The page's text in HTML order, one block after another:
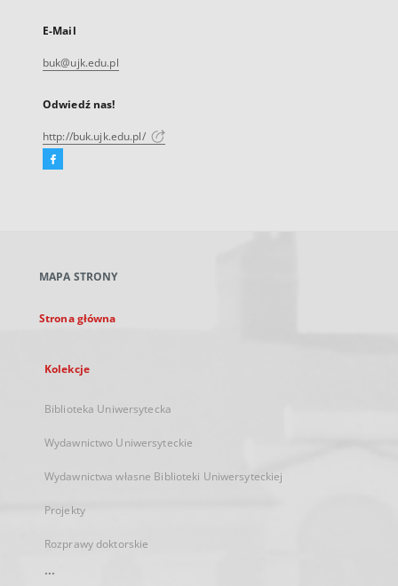
E-Mail
buk@ujk.edu.pl
Odwiedź nas!
http://buk.ujk.edu.pl/
Facebook
karcie
MAPA STRONY
Strona główna
Kolekcje
Biblioteka Uniwersytecka
Wydawnictwo Uniwersyteckie
Wydawnictwa własne Biblioteki Uniwersyteckiej
Projekty
Rozprawy doktorskie
...